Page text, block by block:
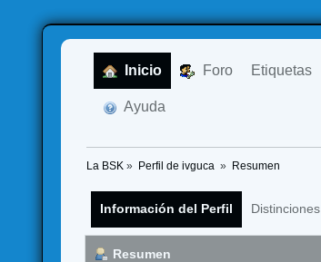
Inicio Foro Etiquetas
Ayuda
La BSK » Perfil de ivguca » Resumen
Información del Perfil Distinciones
Resumen